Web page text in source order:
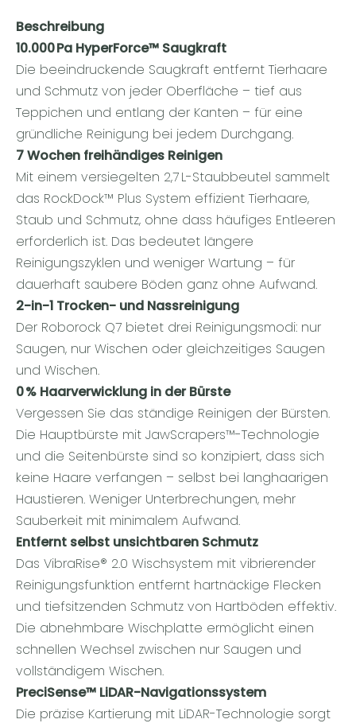
Beschreibung
10.000 Pa HyperForce™ Saugkraft
Die beeindruckende Saugkraft entfernt Tierhaare
und Schmutz von jeder Oberfläche – tief aus
Teppichen und entlang der Kanten – für eine
gründliche Reinigung bei jedem Durchgang.
7 Wochen freihändiges Reinigen
Mit einem versiegelten 2,7 L-Staubbeutel sammelt
das RockDock™ Plus System effizient Tierhaare,
Staub und Schmutz, ohne dass häufiges Entleeren
erforderlich ist. Das bedeutet längere
Reinigungszyklen und weniger Wartung – für
dauerhaft saubere Böden ganz ohne Aufwand.
2-in-1 Trocken- und Nassreinigung
Der Roborock Q7 bietet drei Reinigungsmodi: nur
Saugen, nur Wischen oder gleichzeitiges Saugen
und Wischen.
0 % Haarverwicklung in der Bürste
Vergessen Sie das ständige Reinigen der Bürsten.
Die Hauptbürste mit JawScrapers™-Technologie
und die Seitenbürste sind so konzipiert, dass sich
keine Haare verfangen – selbst bei langhaarigen
Haustieren. Weniger Unterbrechungen, mehr
Sauberkeit mit minimalem Aufwand.
Entfernt selbst unsichtbaren Schmutz
Das VibraRise® 2.0 Wischsystem mit vibrierender
Reinigungsfunktion entfernt hartnäckige Flecken
und tiefsitzenden Schmutz von Hartböden effektiv.
Die abnehmbare Wischplatte ermöglicht einen
schnellen Wechsel zwischen nur Saugen und
vollständigem Wischen.
PreciSense™ LiDAR-Navigationssystem
Die präzise Kartierung mit LiDAR-Technologie sorgt